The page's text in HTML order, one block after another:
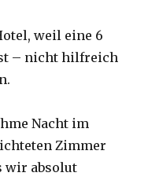
weil eine 6
– nicht hilfreich
Nacht im
Zimmer
wir absolut